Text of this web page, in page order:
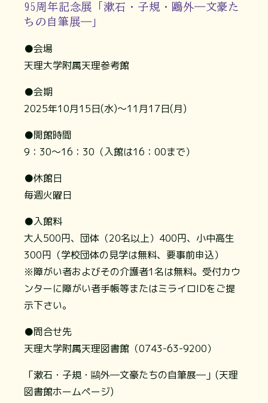
95周年記念展「漱石・子規・鷗外―文豪た
ちの自筆展―」
●会場
天理大学附属天理参考館
●会期
2025年10月15日(水)～11月17日(月)
●開館時間
9：30～16：30（入館は16：00まで）
●休館日
毎週火曜日
●入館料
大人500円、団体（20名以上）400円、小中高生
300円（学校団体の見学は無料、要事前申込）
※障がい者およびその介護者1名は無料。受付カウ
ンターに障がい者手帳等またはミライロIDをご提
示下さい。
●問合せ先
天理大学附属天理図書館（0743-63-9200）
「漱石・子規・鷗外―文豪たちの自筆展―」(天理
図書館ホームページ)